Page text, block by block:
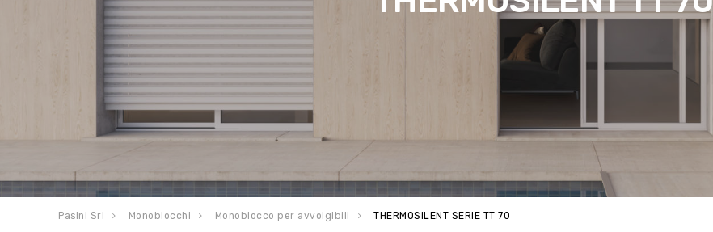
Pasini Srl Monoblocchi Monoblocco per avvolgibili THERMOSILENT SERIE TT 70